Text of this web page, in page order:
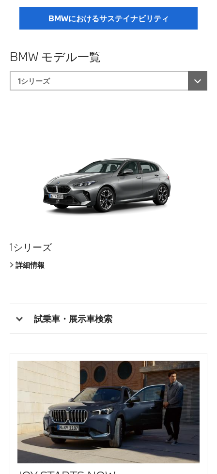
BMWにおけるサステイナビリティ
BMW モデル一覧
1シリーズ
詳細情報
クーペ
詳細情報
セダン
詳細情報
クーペ
詳細情報
セダン
詳細情報
7シリーズ
詳細情報
クーペ
詳細情報
X1
詳細情報
Z4
詳細情報
M2 クーペ
詳細情報
BMW iX
詳細情報
試乗車・展示車検索